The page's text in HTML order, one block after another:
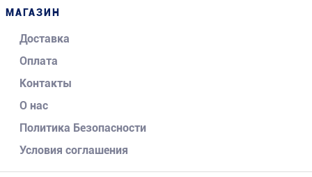
МАГАЗИН
Доставка
Оплата
Контакты
О нас
Политика Безопасности
Условия соглашения